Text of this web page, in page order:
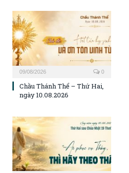
09/08/2026 0
Chầu Thánh Thể – Thứ Hai,
ngày 10.08.2026